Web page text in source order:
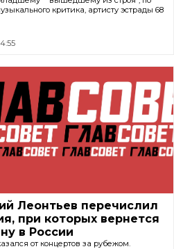
критика, артисту эстрады 68
Леонтьев перечислил
при которых вернется
в России
от концертов за рубежом.